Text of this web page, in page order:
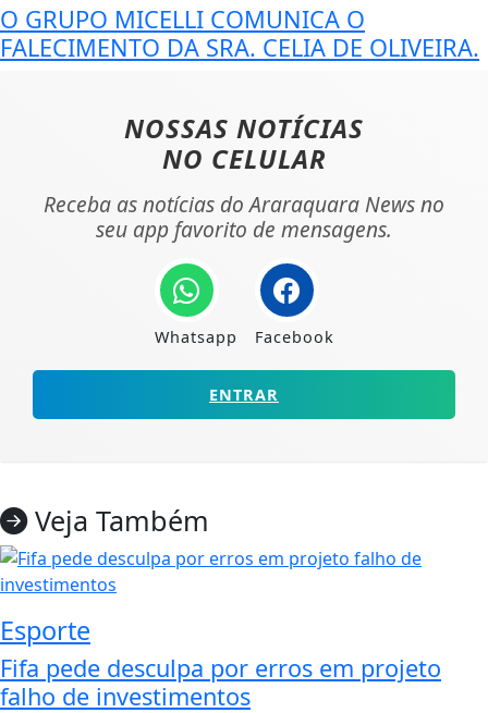
O GRUPO MICELLI COMUNICA O
FALECIMENTO DA SRA. CELIA DE OLIVEIRA.
NOSSAS NOTÍCIAS
NO CELULAR
Receba as notícias do Araraquara News no
seu app favorito de mensagens.
Whatsapp Facebook
ENTRAR
Veja Também
Esporte
Fifa pede desculpa por erros em projeto
falho de investimentos